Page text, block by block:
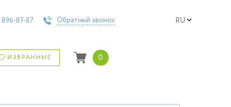
896-87-87 Обратный звонок RU
ИЗБРАННЫЕ 0